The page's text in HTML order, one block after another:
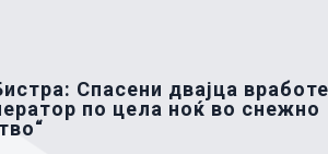
Спасени двајца
по цела ноќ во снежно